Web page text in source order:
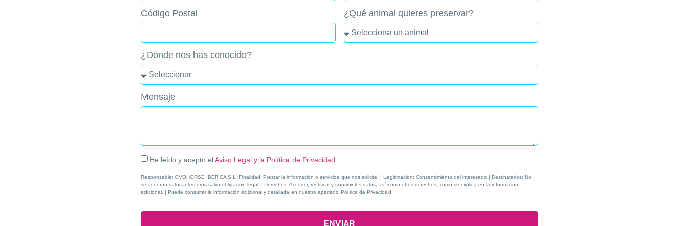
Código Postal ¿Qué animal quieres preservar?
¿Dónde nos has conocido?
Mensaje
He leído y acepto elAviso Legal y la Política de Privacidad
Responsable: OVOHORSE IBERICA S.L |Finalidad: Prestar la información o servicios que nos solicite. | Legitimación: Consentimiento del interesado | Destinatarios: No
se cederán datos a terceros salvo obligación legal. | Derechos: Acceder, rectificar y suprimir los datos, así como otros derechos, como se explica en la información
adicional. | Puede consultar la información adicional y detallada en nuestro apartado Política de Privacidad.
ENVIAR